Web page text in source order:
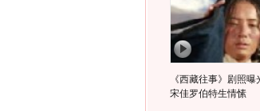
《西藏往事》剧照曝
宋佳罗伯特生情愫